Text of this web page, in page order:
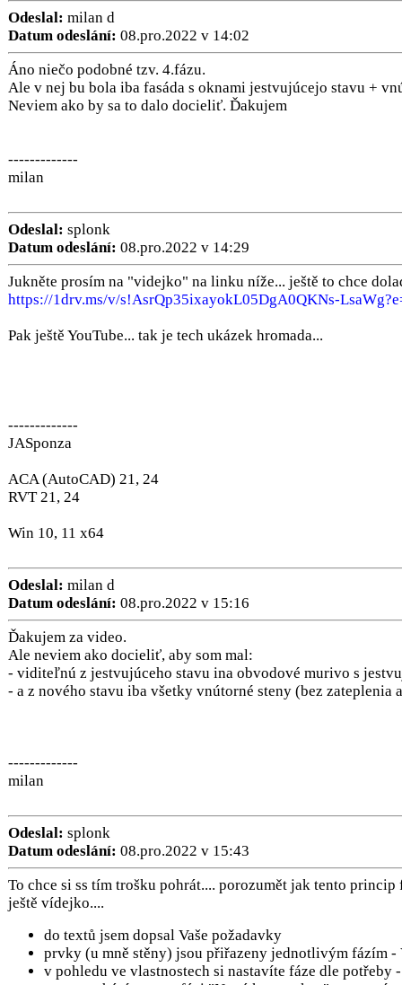
Odeslal: milan d
Datum odeslání: 08.pro.2022 v 14:02
Áno niečo podobné tzv. 4.fázu.
Ale v nej bu bola iba fasáda s oknami jestvujúcejo stavu +
Neviem ako by sa to dalo docieliť. Ďakujem
-------------
milan
Odeslal: splonk
Datum odeslání: 08.pro.2022 v 14:29
Jukněte prosím na "videjko" na linku níže... ještě to chce
https://1drv.ms/v/s!AsrQp35ixayokL05DgA0QKNs-
Pak ještě YouTube... tak je tech ukázek hromada...
-------------
JASponza
ACA (AutoCAD) 21, 24
RVT 21, 24
Win 10, 11 x64
Odeslal: milan d
Datum odeslání: 08.pro.2022 v 15:16
Ďakujem za video.
Ale neviem ako docieliť, aby som mal:
- viditeľnú z jestvujúceho stavu ina obvodové murivo s
- a z nového stavu iba všetky vnútorné steny (bez
-------------
milan
Odeslal: splonk
Datum odeslání: 08.pro.2022 v 15:43
To chce si ss tím trošku pohrát.... porozumět jak tento
ještě vídejko....
do textů jsem dopsal Vaše požadavky
prvky (u mně stěny) jsou přiřazeny jednotlivým fázím -
v pohledu ve vlastnostech si nastavíte fáze dle potřeby